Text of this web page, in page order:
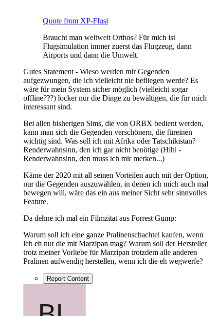
Quote from XP-Flusi
Braucht man weltweit Orthos? Für mich ist
Flugsimulation immer zuerst das Flugzeug, dann
Airports und dann die Umwelt.
Gutes Statement - Wieso werden mir Gegenden
aufgezwungen, die ich vielleicht nie befliegen werde? Es
wäre für mein System sicher möglich (vielleicht sogar
offline???) locker nur die Dinge zu bewältigen, die für mich
interessant sind.
Bei allen bisherigen Sims, die von ORBX bedient werden,
kann man sich die Gegenden verschönern, die füreinen
wichtig sind. Was soll ich mit Afrika oder Tatschikistan?
Renderwahnsinn, den ich gar nicht benötige (Hihi -
Renderwahnsinn, den muss ich mir merken...)
Käme der 2020 mit all seinen Vorteilen auch mit der Option,
nur die Gegenden auszuwählen, in denen ich mich auch mal
bewegen will, wäre das ein aus meiner Sicht sehr sinnvolles
Feature.
Da dehne ich mal ein Filmzitat aus Forrest Gump:
Warum soll ich eine ganze Pralinenschachtel kaufen, wenn
ich eh nur die mit Marzipan mag? Warum soll der Hersteller
trotz meiner Vorliebe für Marzipan trotzdem alle anderen
Pralinen aufwendig herstellen, wenn ich die eh wegwerfe?
Report Content